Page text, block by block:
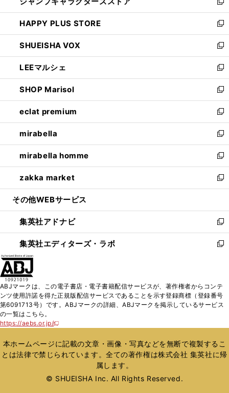
ィ
ン
ド
ウ
で
開
く
い
ウ
ィ
ン
ド
ウ
で
開
く
新
し
い
ウ
ィ
ン
ド
ウ
で
開
く
HAPPY PLUS STORE
新
し
い
ウ
ィ
ン
ド
ウ
で
開
く
SHUEISHA VOX
新
し
い
ウ
ィ
ン
ド
ウ
で
開
く
LEEマルシェ
新
し
い
ウ
ィ
ン
ド
ウ
で
開
く
SHOP Marisol
新
し
い
ウ
ィ
ン
ド
ウ
で
開
eclat premium
新
し
い
ウ
ィ
ン
ド
ウ
開
く
mirabella
新
し
い
ウ
ィ
ン
ウ
で
開
く
mirabella homme
新
し
い
ウ
ン
ド
ウ
で
zakka market
新
し
ウ
ィ
ン
ド
く
その他WEBサービス
集英社アドナビ
新
し
い
ド
ウ
で
集英社エディターズ・ラボ
新
ィ
ン
ド
開
く
ABJマークは、この電子書店・電子書籍配信サービスが、著作権者からコンテ
ンツ使用許諾を得た正規版配信サービスであることを示す登録商標（登録番号
第6091713号）です。ABJマークの詳細、ABJマークを掲示しているサービス
の一覧はこちら。
https://aebs.or.jp/
新
い
ウ
ィ
ウ
本ホームページに記載の文章・画像・写真などを無断で複製するこ
とは法律で禁じられています。全ての著作権は株式会社 集英社に帰
属します。
© SHUEISHA Inc. All Rights Reserved.